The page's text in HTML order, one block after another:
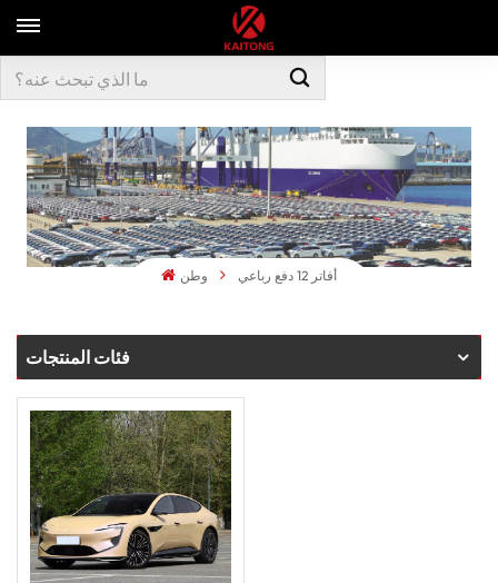
وطن أفاتر 12 دفع رباعي
فئات المنتجات